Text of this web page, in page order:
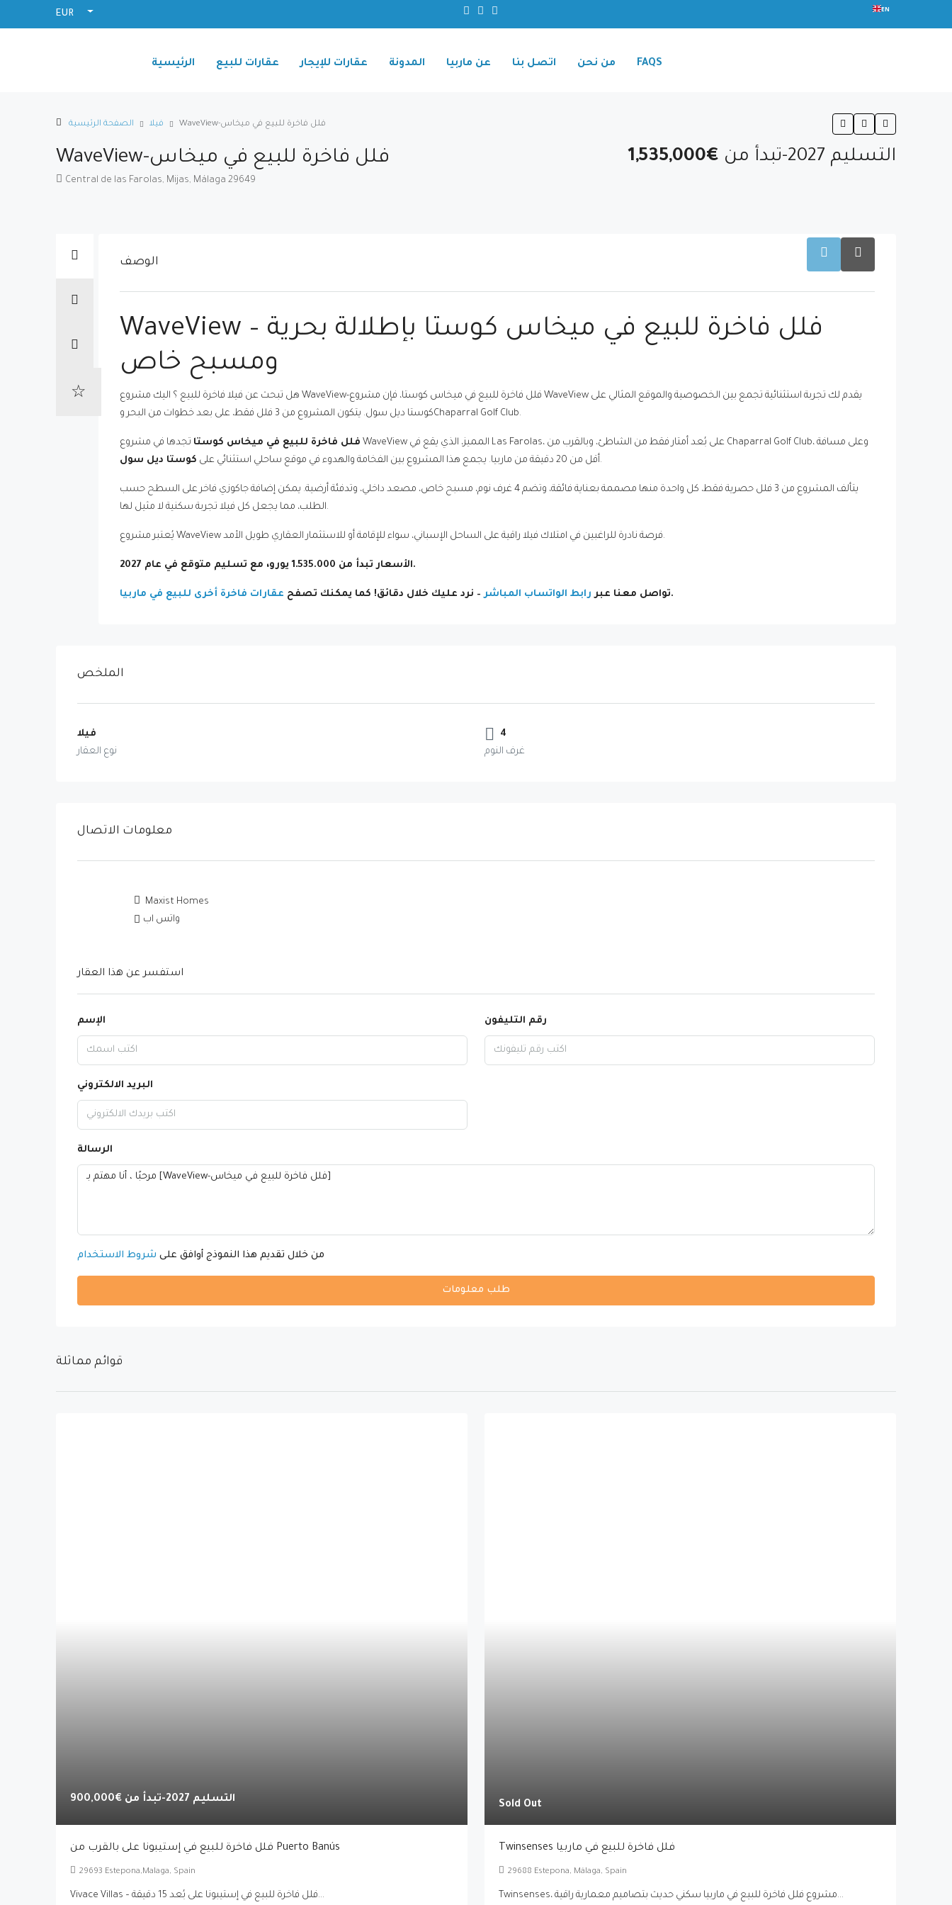
EUR EN
الرئيسية عقارات للبيع عقارات للإيجار المدونة عن ماربيا اتصل بنا من نحن FAQS
الصفحة الرئيسية فيلا WaveView-فلل فاخرة للبيع في ميخاس
WaveView-فلل فاخرة للبيع في ميخاس
Central de las Farolas, Mijas, Málaga 29649
التسليم 2027-تبدأ من €1,535,000
الوصف
WaveView – فلل فاخرة للبيع في ميخاس كوستا بإطلالة بحرية
ومسبح خاص
هل تبحث عن فيلا فاخرة للبيع ؟ اليك مشروع WaveView-فلل فاخرة للبيع في ميخاس كوستا، فإن مشروع WaveView يقدم لك تجربة استثنائية تجمع بين الخصوصية والموقع المثالي على
كوستا ديل سول. يتكون المشروع من 3 فلل فقط، على بعد خطوات من البحر وChaparral Golf Club.
فلل فاخرة للبيع في ميخاس كوستا تجدها في مشروع WaveView المميز، الذي يقع في Las Farolas، على بُعد أمتار فقط من الشاطئ، وبالقرب من Chaparral Golf Club، وعلى مسافة
أقل من 20 دقيقة من ماربيا. يجمع هذا المشروع بين الفخامة والهدوء في موقع ساحلي استثنائي على
كوستا ديل سول .
يتألف المشروع من 3 فلل حصرية فقط، كل واحدة منها مصممة بعناية فائقة، وتضم 4 غرف نوم، مسبح خاص، مصعد داخلي، وتدفئة أرضية. يمكن إضافة جاكوزي فاخر على السطح حسب
الطلب، مما يجعل كل فيلا تجربة سكنية لا مثيل لها.
يُعتبر مشروع WaveView فرصة نادرة للراغبين في امتلاك فيلا راقية على الساحل الإسباني، سواء للإقامة أو للاستثمار العقاري طويل الأمد.
الأسعار تبدأ من 1.535.000 يورو، مع تسليم متوقع في عام 2027.
تواصل معنا عبر رابط الواتساب المباشر– نرد عليك خلال دقائق! كما يمكنك تصفح عقارات فاخرة أخرى للبيع في ماربيا .
الملخص
فيلا
نوع العقار
4
غرف النوم
معلومات الاتصال
Maxist Homes
واتس اب
استفسر عن هذا العقار
الإسم رقم التليفون
البريد الالكتروني
الرسالة
من خلال تقديم هذا النموذج أوافق على شروط الاستخدام
طلب معلومات
قوائم مماثلة
التسليم 2027-تبدأ من €900,000
فلل فاخرة للبيع في إستيبونا على بالقرب من Puerto Banús
29693 Estepona,Malaga, Spain
Vivace Villas – فلل فاخرة للبيع في إستيبونا على بُعد 15 دقيقة...
Sold Out
Twinsenses فلل فاخرة للبيع في ماربيا
29688 Estepona, Málaga, Spain
Twinsenses، مشروع فلل فاخرة للبيع في ماربيا سكني حديث بتصاميم معمارية راقية...